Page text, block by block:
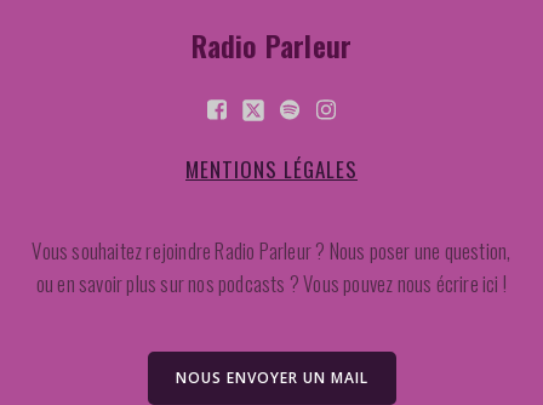
Radio Parleur
MENTIONS LÉGALES
Vous souhaitez rejoindre Radio Parleur ? Nous poser une question,
ou en savoir plus sur nos podcasts ? Vous pouvez nous écrire ici !
NOUS ENVOYER UN MAIL